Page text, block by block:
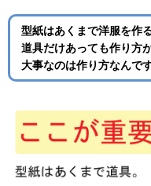
型紙はあくまで洋服を作
道具だけあっても作り方
大事なのは作り方なんで